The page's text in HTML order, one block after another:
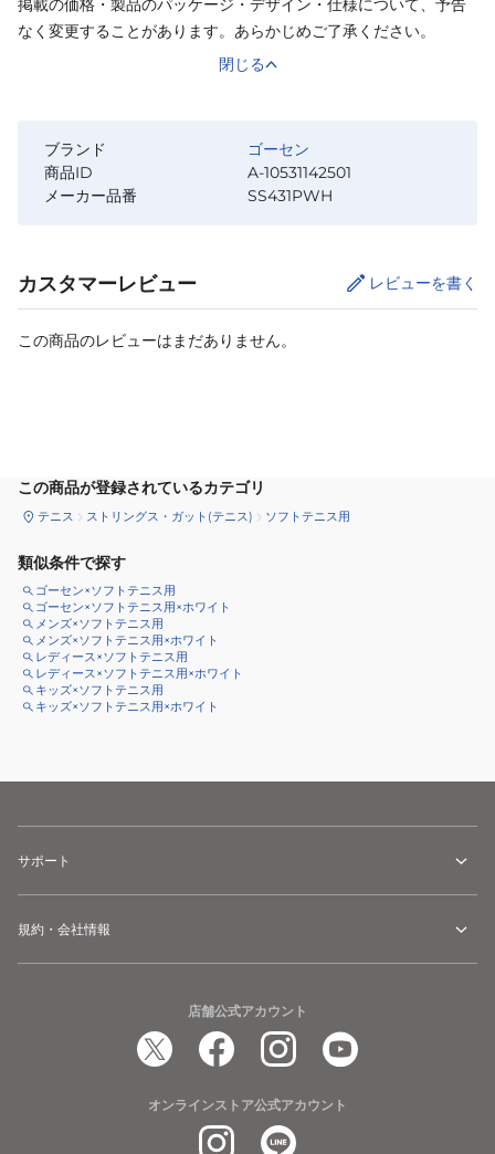
掲載の価格・製品のパッケージ・デザイン・仕様について、予告
なく変更することがあります。あらかじめご了承ください。
閉じる
ブランド
ゴーセン
商品ID
A-10531142501
メーカー品番
SS431PWH
カスタマーレビュー レビューを書く
この商品のレビューはまだありません。
この商品が登録されているカテゴリ
テニス ストリングス・ガット(テニス) ソフトテニス用
類似条件で探す
ゴーセン×ソフトテニス用
ゴーセン×ソフトテニス用×ホワイト
メンズ×ソフトテニス用
メンズ×ソフトテニス用×ホワイト
レディース×ソフトテニス用
レディース×ソフトテニス用×ホワイト
キッズ×ソフトテニス用
キッズ×ソフトテニス用×ホワイト
サポート
規約・会社情報
店舗公式アカウント
オンラインストア公式アカウント